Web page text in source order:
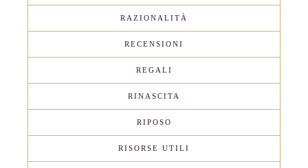
RAZIONALITÀ
RECENSIONI
REGALI
RINASCITA
RIPOSO
RISORSE UTILI